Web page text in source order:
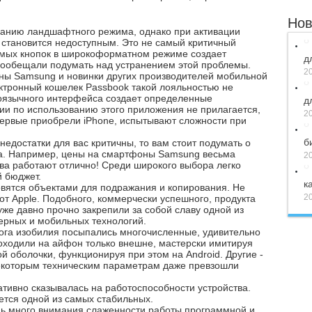
ландшафтного режима, однако при активации
недоступным. Это не самый критичный
кнопок в широкоформатном режиме создает
подумать над устранением этой проблемы.
Samsung и новинки других производителей мобильной
кошелек Passbook такой лояльностью не
интерфейса создает определенные
по использованию этого приложения не прилагается,
приобрели iPhone, испытывают сложности при
для вас критичны, то вам стоит подумать о
Например, цены на смартфоны Samsung весьма
работают отлично! Среди широкого выбора легко
бюджет.
объектами для подражания и копирования. Не
Apple. Подобного, коммерчески успешного, продукта
давно прочно закрепили за собой славу одной из
и мобильных технологий.
изобилия посыпались многочисленные, удивительно
на айфон только внешне, мастерски имитируя
функционируя при этом на Android. Другие -
техническим параметрам даже превзошли
сказывалась на работоспособности устройства.
одной из самых стабильных.